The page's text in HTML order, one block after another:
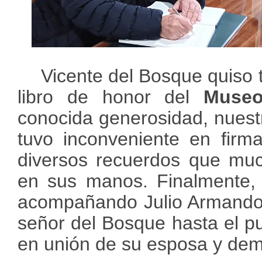
Vicente del Bosque
libro de honor del
conocida generosidad,
tuvo inconveniente en
diversos recuerdos que
en sus manos.
acompañando Julio
señor del Bosque hasta el
en unión de su esposa y